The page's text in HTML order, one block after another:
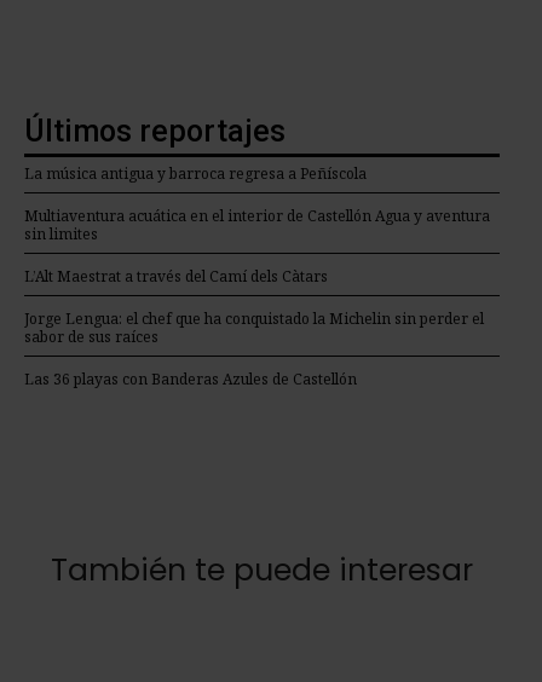
Últimos reportajes
La música antigua y barroca regresa a Peñíscola
Multiaventura acuática en el interior de Castellón Agua y aventura
sin limites
L’Alt Maestrat a través del Camí dels Càtars
Jorge Lengua: el chef que ha conquistado la Michelin sin perder el
sabor de sus raíces
Las 36 playas con Banderas Azules de Castellón
También te puede interesar